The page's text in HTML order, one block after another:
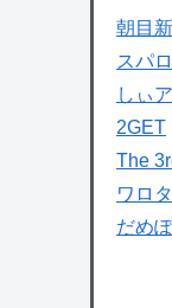
朝目
スパ
しぃ
2GET
The
ワロ
だめ